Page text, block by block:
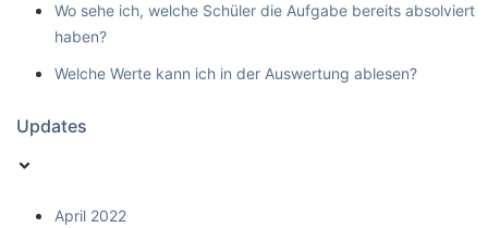
Wo sehe ich, welche Schüler die Aufgabe bereits absolviert
haben?
Welche Werte kann ich in der Auswertung ablesen?
Updates
April 2022